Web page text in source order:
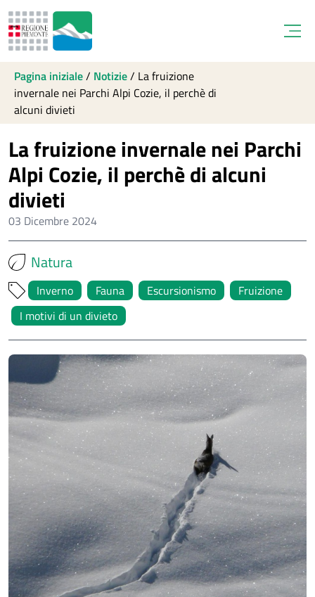
Pagina iniziale/ Notizie/ La fruizione
invernale nei Parchi Alpi Cozie, il perchè di
alcuni divieti
La fruizione invernale nei Parchi
Alpi Cozie, il perchè di alcuni
divieti
03 Dicembre 2024
Natura
Inverno Fauna Escursionismo
Fruizione
I motivi di un divieto